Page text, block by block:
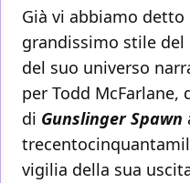
Già vi abbiamo
grandissimo stile
del suo universo
per Todd
di Gunslinger Spawn
vigilia della sua